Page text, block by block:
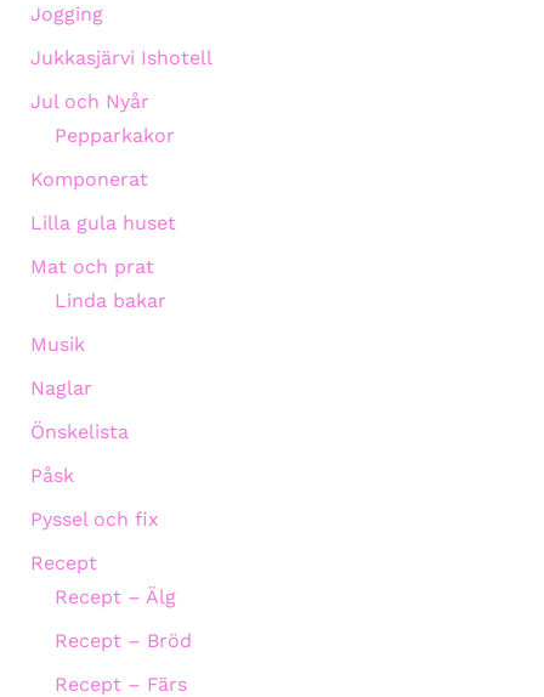
Jogging
Jukkasjärvi Ishotell
Jul och Nyår
Pepparkakor
Komponerat
Lilla gula huset
Mat och prat
Linda bakar
Musik
Naglar
Önskelista
Påsk
Pyssel och fix
Recept
Recept – Älg
Recept – Bröd
Recept – Färs